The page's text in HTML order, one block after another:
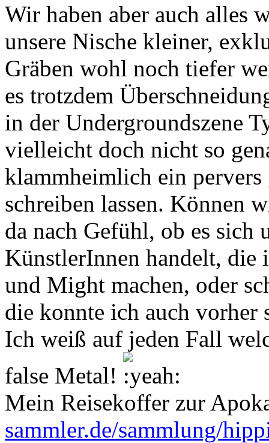
Wir haben aber auch alles
unsere Nische kleiner,
Gräben wohl noch tiefer
es trotzdem
in der Undergroundszene
vielleicht doch nicht so
klammheimlich ein
schreiben lassen. Können
da nach Gefühl, ob es sich
KünstlerInnen handelt,
und Might machen, oder
die konnte ich auch vorher
Ich weiß auf jeden Fall
false Metal!
Mein Reisekoffer zur
sammler.de/sammlung/